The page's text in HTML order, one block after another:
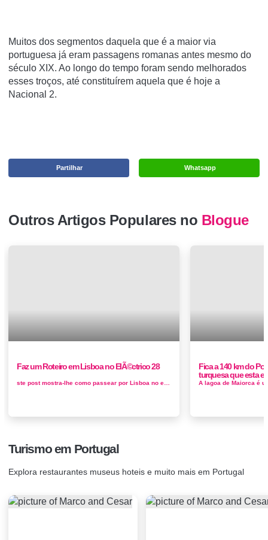
Muitos dos segmentos daquela que é a maior via
portuguesa já eram passagens romanas antes mesmo do
século XIX. Ao longo do tempo foram sendo melhorados
esses troços, até constituírem aquela que é hoje a
Nacional 2.
Whatsapp
Partilhar
Outros Artigos Populares no Blogue
Faz um Roteiro em Lisboa no ElÃ©ctrico 28
Fica a 140 km do
turquesa que esta
Turismo em Portugal
Explora restaurantes museus hoteis e muito mais em Portugal